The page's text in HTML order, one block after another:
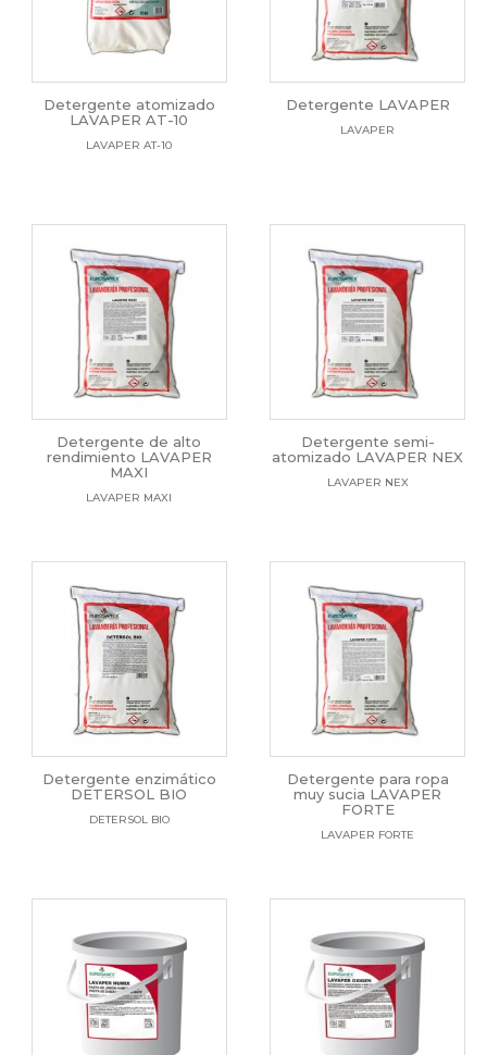
Detergente atomizado
LAVAPER AT-10
LAVAPER AT-10
Detergente LAVAPER
LAVAPER
Detergente de alto
rendimiento LAVAPER
MAXI
LAVAPER MAXI
Detergente semi-
atomizado LAVAPER NEX
LAVAPER NEX
Detergente enzimático
DETERSOL BIO
DETERSOL BIO
Detergente para ropa
muy sucia LAVAPER
FORTE
LAVAPER FORTE